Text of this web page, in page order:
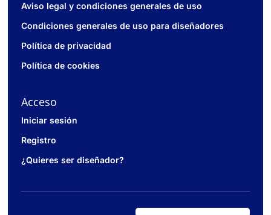
Aviso legal y condiciones generales de uso
Condiciones generales de uso para diseñadores
Política de privacidad
Política de cookies
Acceso
Iniciar sesión
Registro
¿Quieres ser diseñador?